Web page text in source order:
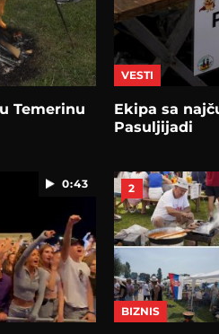
Temerinu
VESTI
Ekipa sa
Pasuljijadi
0:43 2
BIZNIS